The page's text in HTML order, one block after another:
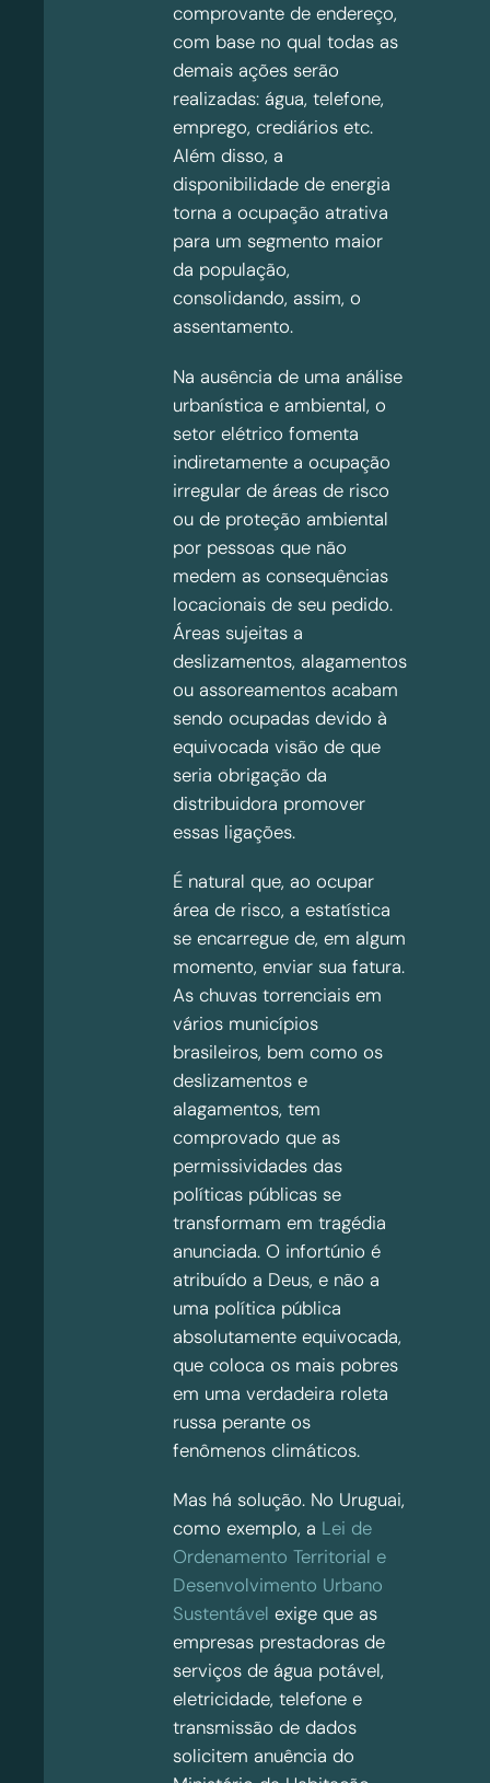
comprovante de endereço,
com base no qual todas as
demais ações serão
realizadas: água, telefone,
emprego, crediários etc.
Além disso, a
disponibilidade de energia
torna a ocupação atrativa
para um segmento maior
da população,
consolidando, assim, o
assentamento.
Na ausência de uma análise
urbanística e ambiental, o
setor elétrico fomenta
indiretamente a ocupação
irregular de áreas de risco
ou de proteção ambiental
por pessoas que não
medem as consequências
locacionais de seu pedido.
Áreas sujeitas a
deslizamentos, alagamentos
ou assoreamentos acabam
sendo ocupadas devido à
equivocada visão de que
seria obrigação da
distribuidora promover
essas ligações.
É natural que, ao ocupar
área de risco, a estatística
se encarregue de, em algum
momento, enviar sua fatura.
As chuvas torrenciais em
vários municípios
brasileiros, bem como os
deslizamentos e
alagamentos, tem
comprovado que as
permissividades das
políticas públicas se
transformam em tragédia
anunciada. O infortúnio é
atribuído a Deus, e não a
uma política pública
absolutamente equivocada,
que coloca os mais pobres
em uma verdadeira roleta
russa perante os
fenômenos climáticos.
Mas há solução. No Uruguai,
como exemplo, a Lei de
Ordenamento Territorial e
Desenvolvimento Urbano
Sustentável exige que as
empresas prestadoras de
serviços de água potável,
eletricidade, telefone e
transmissão de dados
solicitem anuência do